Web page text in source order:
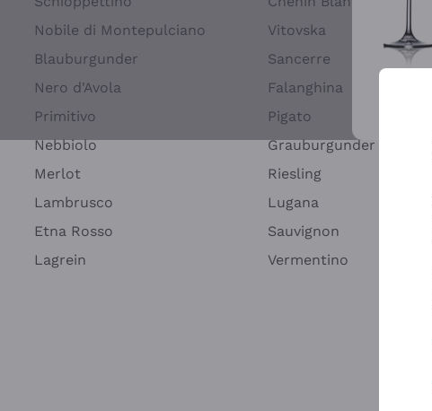
Nobile di Montepulciano
Blauburgunder
Nero d'Avola
Primitivo
Nebbiolo
Merlot
Lambrusco
Etna Rosso
Lagrein
Vitovska
Sancerre
Falanghina
Pigato
Grauburgunder
Riesling
Lugana
Sauvignon
Vermentino